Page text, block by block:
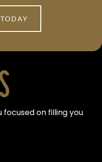
focused on filling you